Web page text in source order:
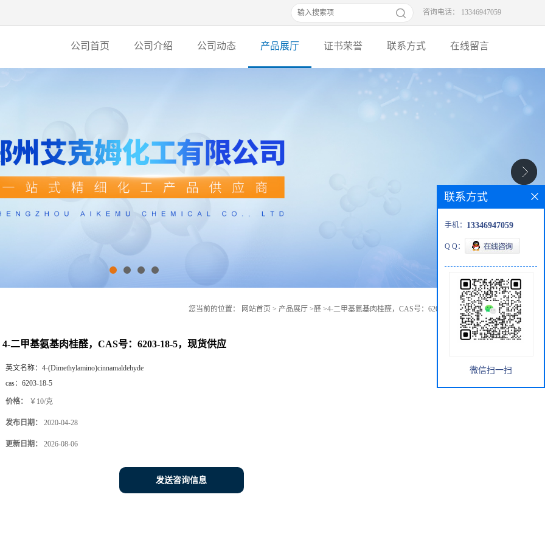
咨询电话： 13346947059
公司首页 公司介绍 公司动态 产品展厅 证书荣誉 联系方式 在线留言
您当前的位置： 网站首页 > 产品展厅 >醛 >4-二甲基氨基肉桂醛，CAS号：6203-18-5，现货供应
4-二甲基氨基肉桂醛，CAS号：6203-18-5，现货供应
英文名称： 4-(Dimethylamino)cinnamaldehyde
cas： 6203-18-5
价格： ￥10/克
发布日期： 2020-04-28
更新日期： 2026-08-06
发送咨询信息
联系方式
手机： 13346947059
Q Q：
微信扫一扫